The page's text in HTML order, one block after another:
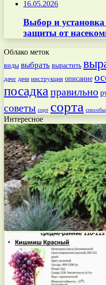
16.05.2026
Выбор и
защиты от
Облако меток
виды выбрать вырастить
даче дачи инструкция описание
посадкаправильно
советы сорт сорта способы
Интересное